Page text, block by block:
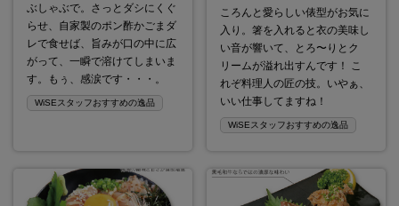
ぶしゃぶで。さっとダシにくぐ
らせ、自家製のポン酢かごまダ
レで食せば、旨みが口の中に広
がって、一瞬で溶けてしまいま
す。もぅ、感涙です・・・。
WiSEスタッフおすすめの逸品
ころんと愛らしい俵型がお気に
入り。箸を入れると衣の美味し
い音が響いて、とろ〜りとク
リームが溢れ出すんです！ こ
れぞ料理人の匠の技。いやぁ、
いい仕事してますね！
WiSEスタッフおすすめの逸品